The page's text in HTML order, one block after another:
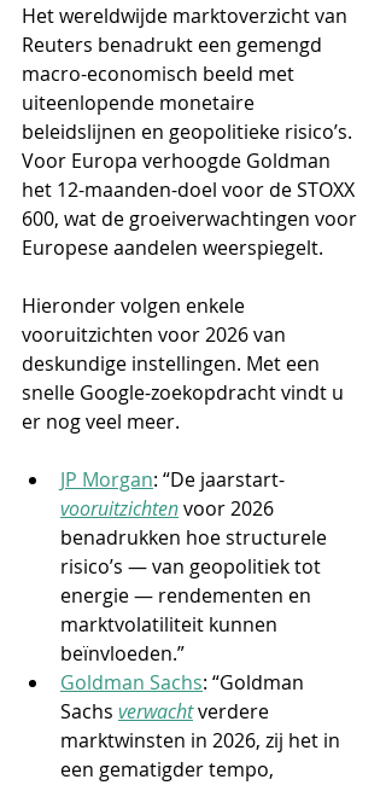
Het wereldwijde marktoverzicht van
Reuters benadrukt een gemengd
macro-economisch beeld met
uiteenlopende monetaire
beleidslijnen en geopolitieke risico’s.
Voor Europa verhoogde Goldman
het 12-maanden-doel voor de STOXX
600, wat de groeiverwachtingen voor
Europese aandelen weerspiegelt.
Hieronder volgen enkele
vooruitzichten voor 2026 van
deskundige instellingen. Met een
snelle Google-zoekopdracht vindt u
er nog veel meer.
JP Morgan: “De jaarstart-
vooruitzichtenvoor 2026
benadrukken hoe structurele
risico’s — van geopolitiek tot
energie — rendementen en
marktvolatiliteit kunnen
beïnvloeden.”
Goldman Sachs: “Goldman
Sachs verwachtverdere
marktwinsten in 2026, zij het in
een gematigder tempo,